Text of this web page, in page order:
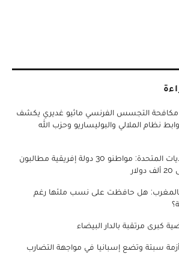
مكافحة التجسس الفرنسي ماثيو غديري يكشف
نظام الملالي والبوليساريو وحزب الله
تأشيرة الدخول للولايات المتحدة: مواطنو 30 دولة إفريقية مطالبون
هل حافظت على نسب ملئها رغم
كبرى مرتقبة بالدار البيضاء
سبتة وتضع إسبانيا في مواجهة التضارب